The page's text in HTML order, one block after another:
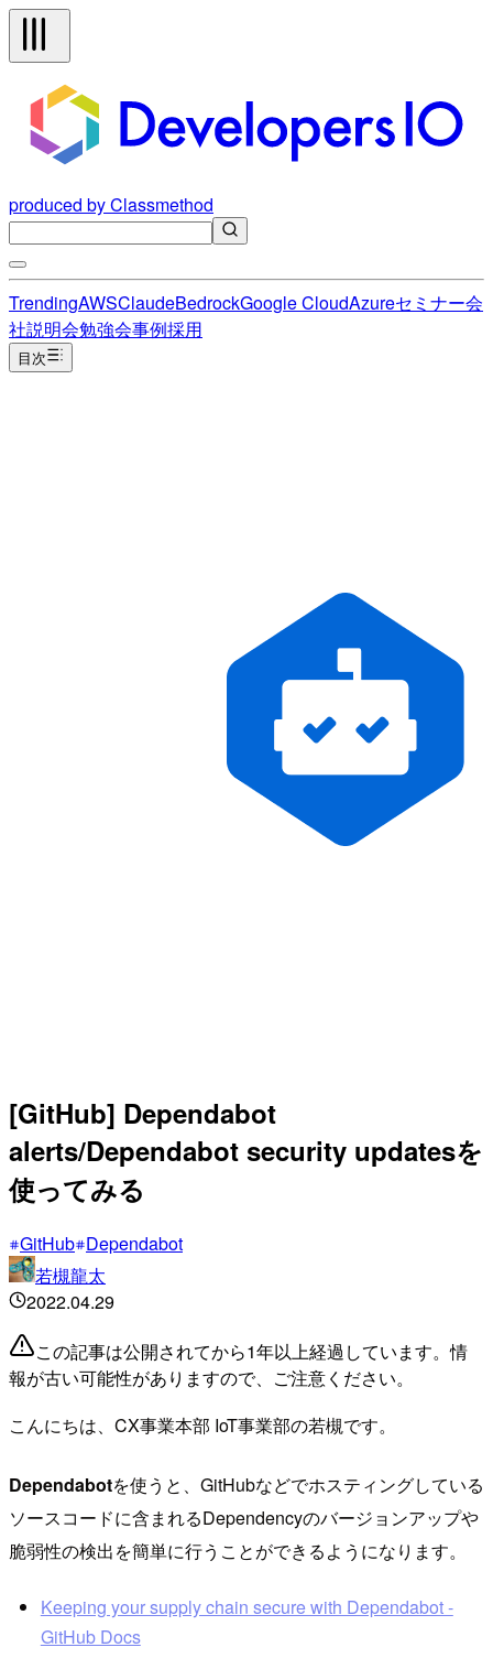
produced by Classmethod
TrendingAWSClaudeBedrockGoogle CloudAzureセミナー会
社説明会勉強会事例採用
目次
[GitHub] Dependabot
alerts/Dependabot security updatesを
使ってみる
GitHub Dependabot
若槻龍太
2022.04.29
この記事は公開されてから1年以上経過しています。情
報が古い可能性がありますので、ご注意ください。
こんにちは、CX事業本部 IoT事業部の若槻です。
Dependabotを使うと、GitHubなどでホスティングしている
ソースコードに含まれるDependencyのバージョンアップや
脆弱性の検出を簡単に行うことができるようになります。
Keeping your supply chain secure with Dependabot -
GitHub Docs